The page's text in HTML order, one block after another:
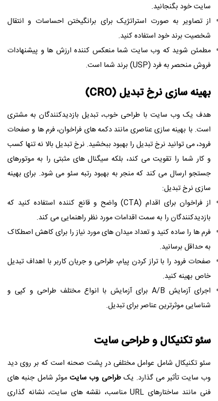
سایت خود بگنجانید.
از تصاویر به صورت استراتژیک برای برانگیختن احساسات و انتقال
شخصیت برند خود استفاده کنید.
مطمئن شوید که وب سایت شما منعکس کننده ارزش ها و پیشنهادات
فروش منحصر به فرد (USP) برند شما است.
بهینه سازی نرخ تبدیل (CRO)
هدف یک وب سایت با طراحی خوب، تبدیل بازدیدکنندگان به مشتری
است. با بهینه سازی عناصری مانند دکمه های فراخوان، فرم ها و صفحات
فرود، می توانید نرخ تبدیل را بهبود ببخشید. نرخ تبدیل بالا نه تنها کسب
و کار شما را تقویت می کند، بلکه سیگنال های مثبتی را به موتورهای
جستجو ارسال می کند که منجر به بهبود رتبه سئو می شود. برای بهینه
سازی نرخ تبدیل:
از فراخوان برای اقدام (CTA) واضح و قانع کننده استفاده کنید که
بازدیدکنندگان را به سمت اقدامات مورد نظر راهنمایی می کند.
فرم ها را ساده کنید و تعداد میدان های مورد نیاز را برای کاهش اصطکاک
به حداقل برسانید.
صفحات فرود را با تراز کردن پیام، طراحی و جریان کاربر با اهداف تبدیل
خاص بهینه کنید.
اجرای آزمایش A/B برای آزمایش با انواع مختلف طراحی و کپی و
شناسایی موثرترین عناصر برای تبدیل.
سئو تکنیکال وطراحی سایت
سئو تکنیکال شامل عوامل مختلفی در پشت صحنه است که بر روی دید
وب سایت تأثیر می گذارد. یکطراحی وب سایت موثر شامل جنبه های
فنی مانند ساختارهای URL مناسب، نقشه های سایت، نشانه گذاری